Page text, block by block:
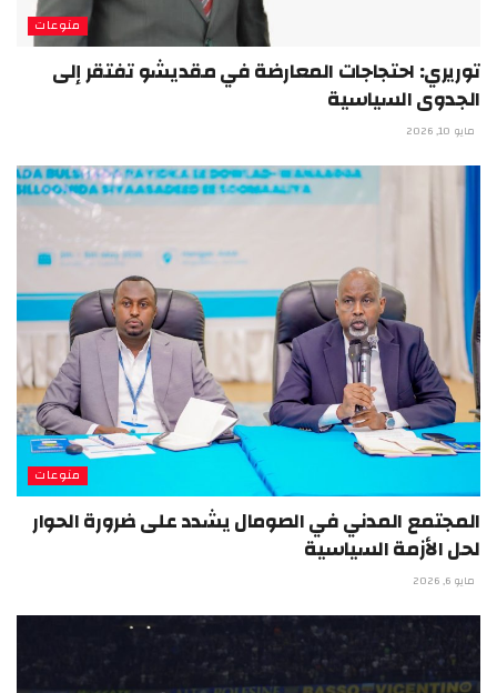
منوعات
توريري: احتجاجات المعارضة في مقديشو تفتقر إلى
الجدوى السياسية
مايو 10, 2026
منوعات
المجتمع المدني في الصومال يشدد على ضرورة الحوار
لحل الأزمة السياسية
مايو 6, 2026